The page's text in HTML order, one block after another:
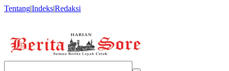
Tentang|Indeks|Redaksi